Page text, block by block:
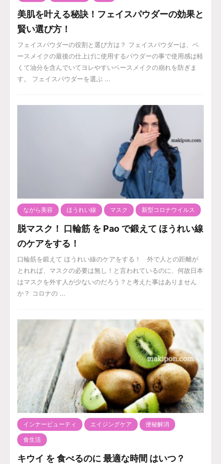
美肌を叶える秘訣！フェイスパウダーの効果と
賢い選び方！
フェイスパウダーの役割と選び方は？ フェイスパウダーは、ベ
ースメイクの最後の仕上げに使用するパウダーの事で使用感は軽
くて油分を含んでいてヨレやすいベースメイクの崩れを防ぎま
す。 フェイスパウダーを選ぶ ...
ながら美容 ほうれい線 マスク 新型コロナウイルス
脱マスク！ 口輪筋 を Pao で鍛えて ほうれい線
のケアをする！
口輪筋を鍛えて ほうれい線のケアをする！ 外で人との距離が
とれれば、マスクの必要は無し！と言われているのに、何故日本
はマスクを外す人が少ないのだろう？と考えた事はありません
か？ コロナの ...
インナービューティ エイジングケア 便秘解消
食生活
キウイ を 食べるのに 最適な時間 はいつ？